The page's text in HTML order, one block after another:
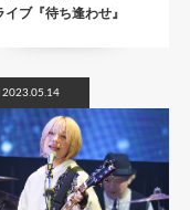
イブ『待ち逢わせ』
2023.05.14